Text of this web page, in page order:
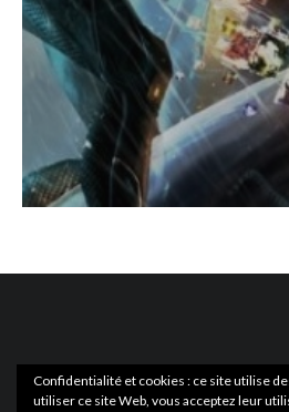
Confidentialité et cookies : ce site utilise
utiliser ce site Web, vous acceptez leur